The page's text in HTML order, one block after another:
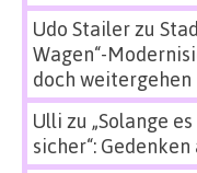
Udo Stailerzu
Wagen“-
doch weitergehen
Ulli zu „Solange
sicher“: